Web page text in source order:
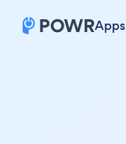
Apps